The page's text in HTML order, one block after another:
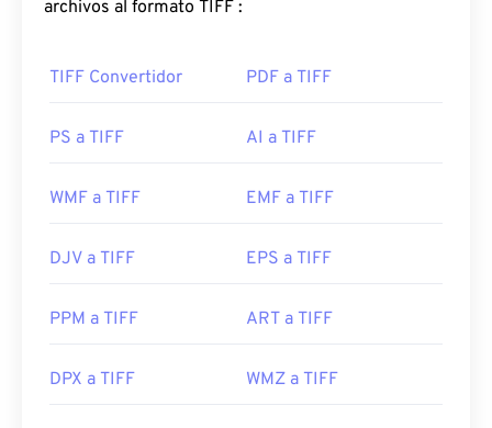
la flexibilidad de funcionar como
como páginas.
¿Cómo abrir un archivo TIFF?
TIFF son Photo Viewer para Windows y
independiente que puedes usar esXnView MP
JPGsi tienes problemas para abrir archivos TIFF.
Programas alternativos comoColorStrokes
archivos al formato TIFF :
TIFF Convertidor PDF a TIFF
PS a TIFF AI a TIFF
WMF a TIFF EMF a TIFF
DJV a TIFF EPS a TIFF
PPM a TIFF ART a TIFF
DPX a TIFF WMZ a TIFF